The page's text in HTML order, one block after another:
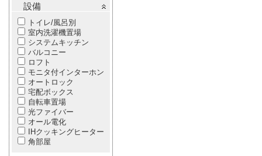
設備
トイレ/風呂別
室内洗濯機置場
システムキッチン
バルコニー
ロフト
モニタ付インターホン
オートロック
宅配ボックス
自転車置場
光ファイバー
オール電化
IHクッキングヒーター
角部屋